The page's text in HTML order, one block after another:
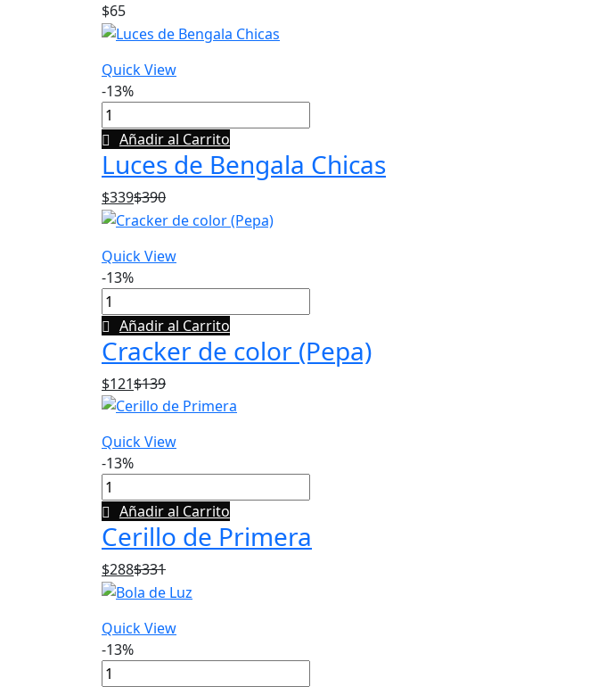
$65
Quick View
-13%
Añadir al Carrito
Luces de Bengala Chicas
$339$390
Quick View
-13%
Añadir al Carrito
Cracker de color (Pepa)
$121$139
Quick View
-13%
Añadir al Carrito
Cerillo de Primera
$288$331
Quick View
-13%